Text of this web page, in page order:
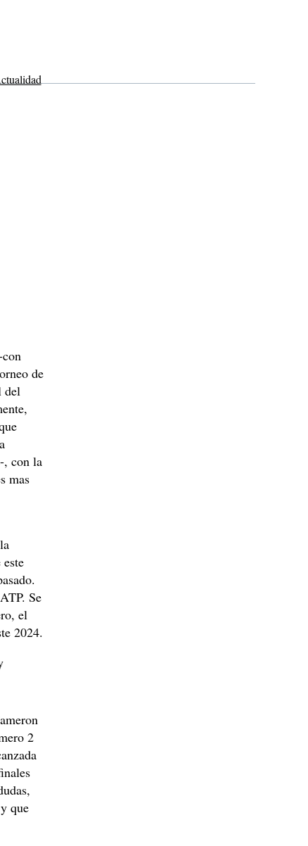
de
del
, con la
mas
Se
el
2024.
2
que